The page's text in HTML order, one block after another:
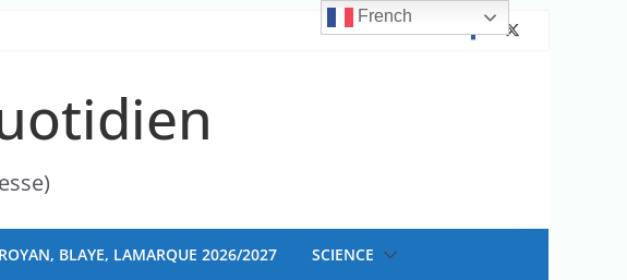
BLAYE, LAMARQUE 2026/2027 SCIENCE
French